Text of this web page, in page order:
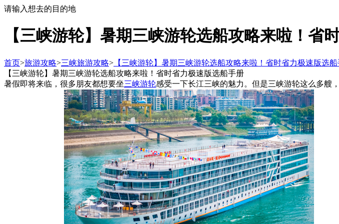
请输入想去的目的地
【三峡游轮】暑期三峡游轮选船攻略来啦！省
首页>旅游攻略>三峡旅游攻略> 【三峡游轮】暑期三峡游轮选船攻略来啦！省时省力极速版选
【三峡游轮】暑期三峡游轮选船攻略来啦！省时省力极速版选船手册
暑假即将来临，很多朋友都想要坐三峡游轮感受一下长江三峡的魅力。但是三峡游轮这么多艘